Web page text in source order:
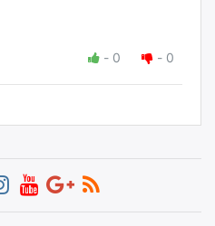
- 0 - 0